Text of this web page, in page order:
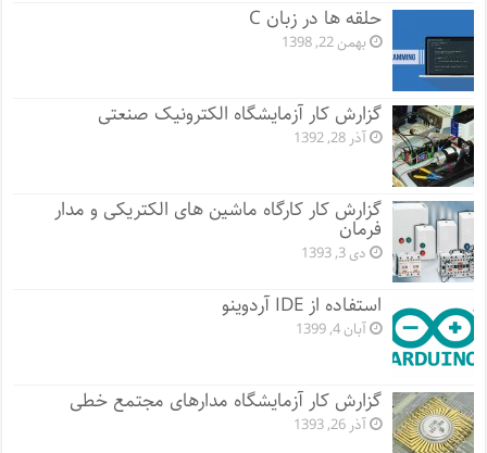
حلقه ها در زبان C
بهمن 22, 1398
گزارش کار آزمایشگاه الکترونیک صنعتی
آذر 28, 1392
گزارش کار کارگاه ماشین های الکتریکی و مدار
فرمان
دی 3, 1393
استفاده از IDE آردوینو
آبان 4, 1399
گزارش کار آزمایشگاه مدارهای مجتمع خطی
آذر 26, 1393